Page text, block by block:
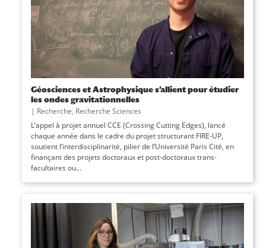
Géosciences et Astrophysique s’allient pour étudier
les ondes gravitationnelles
| Recherche, Recherche Sciences
L’appel à projet annuel CCE (Crossing Cutting Edges), lancé
chaque année dans le cadre du projet structurant FIRE-UP,
soutient l’interdisciplinarité, pilier de l’Université Paris Cité, en
finançant des projets doctoraux et post-doctoraux trans-
facultaires ou...